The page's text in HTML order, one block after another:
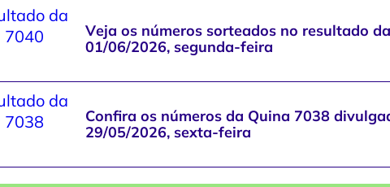
Veja os números sorteados no resultado
01/06/2026, segunda-feira
Confira os números da Quina 7038
29/05/2026, sexta-feira